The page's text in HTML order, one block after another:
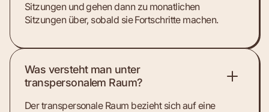
Sitzungen und gehen dann zu monatlichen
Sitzungen über, sobald sie Fortschritte machen.
Was versteht man unter
transpersonalem Raum?
Der transpersonale Raum bezieht sich auf eine